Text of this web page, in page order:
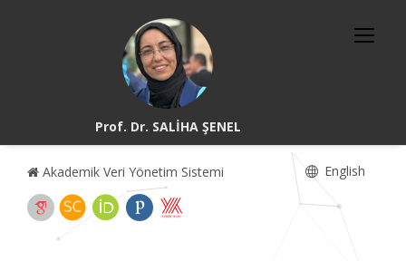
Prof. Dr. SALİHA ŞENEL
Akademik Veri Yönetim Sistemi English